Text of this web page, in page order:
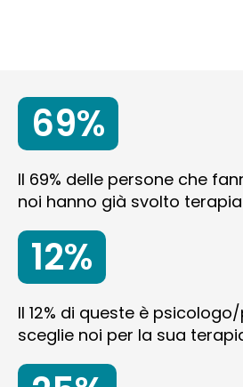
69%
Il 69% delle persone che
noi hanno già svolto terapia
12%
Il 12% di queste è
sceglie noi per la sua